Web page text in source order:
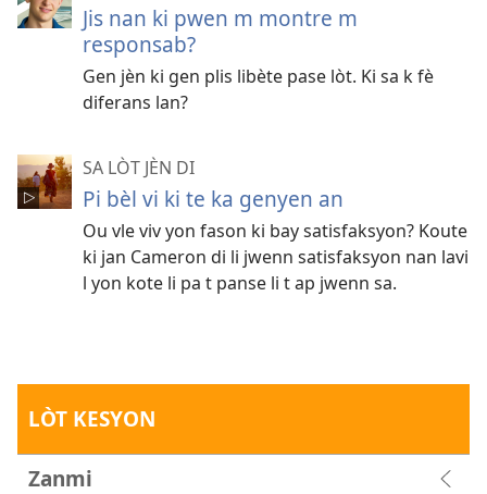
Jis nan ki pwen m montre m
responsab?
Gen jèn ki gen plis libète pase lòt. Ki sa k fè
diferans lan?
SA LÒT JÈN DI
Pi bèl vi ki te ka genyen an
Ou vle viv yon fason ki bay satisfaksyon? Koute
ki jan Cameron di li jwenn satisfaksyon nan lavi
l yon kote li pa t panse li t ap jwenn sa.
LÒT KESYON
Zanmi